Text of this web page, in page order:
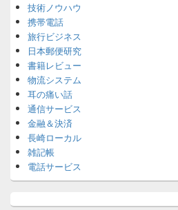
技術ノウハウ
携帯電話
旅行ビジネス
日本郵便研究
書籍レビュー
物流システム
耳の痛い話
通信サービス
金融＆決済
長崎ローカル
雑記帳
電話サービス